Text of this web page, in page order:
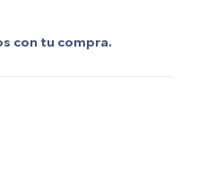
con tu compra.